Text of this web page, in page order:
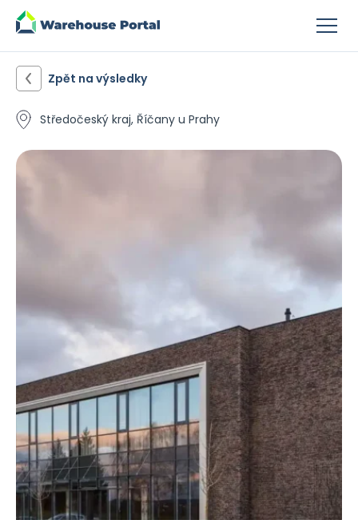
Zpět na výsledky
Středočeský kraj, Říčany u Prahy